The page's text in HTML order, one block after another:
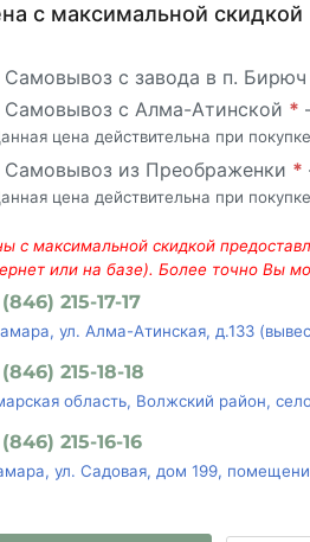
с максимальной скидкой
Самовывоз с завода в п.
Самовывоз с Алма-Атинской *
цена действительна при покупке
Самовывоз из Преображенки *
цена действительна при покупке
с максимальной скидкой
или на базе). Более точно Вы
215-17-17
ул. Алма-Атинская, д.133
215-18-18
область, Волжский район,
215-16-16
ул. Садовая, дом 199,